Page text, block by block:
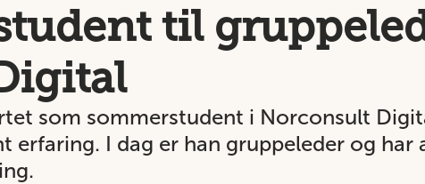
til
som sommerstudent i Norconsult
erfaring. I dag er han gruppeleder og har